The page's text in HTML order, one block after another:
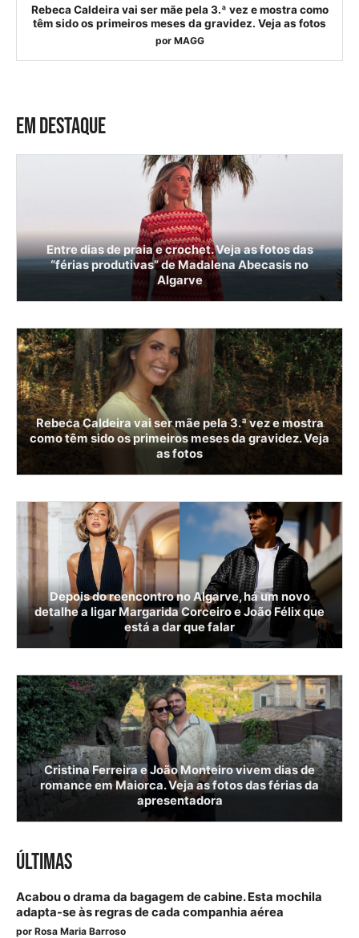
Rebeca Caldeira vai ser mãe pela 3.ª vez e mostra como
têm sido os primeiros meses da gravidez. Veja as fotos
por MAGG
EM DESTAQUE
Entre dias de praia e crochet. Veja as fotos das
“férias produtivas” de Madalena Abecasis no
Algarve
Rebeca Caldeira vai ser mãe pela 3.ª vez e mostra
como têm sido os primeiros meses da gravidez. Veja
as fotos
Depois do reencontro no Algarve, há um novo
detalhe a ligar Margarida Corceiro e João Félix que
está a dar que falar
Cristina Ferreira e João Monteiro vivem dias de
romance em Maiorca. Veja as fotos das férias da
apresentadora
ÚLTIMAS
Acabou o drama da bagagem de cabine. Esta mochila
adapta-se às regras de cada companhia aérea
por Rosa Maria Barroso